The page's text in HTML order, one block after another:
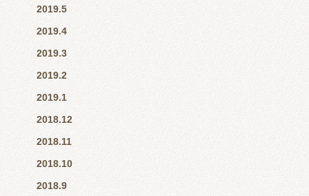
2019.5
2019.4
2019.3
2019.2
2019.1
2018.12
2018.11
2018.10
2018.9